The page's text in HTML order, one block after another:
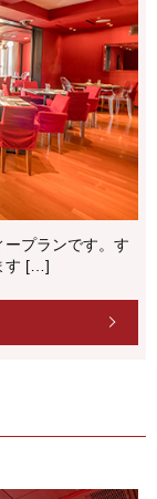
プランです。す
す […]